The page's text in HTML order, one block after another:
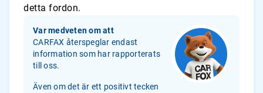
detta fordon.
Var medveten om att
CARFAX återspeglar endast
information som har rapporterats
till oss.
Även om det är ett positivt tecken